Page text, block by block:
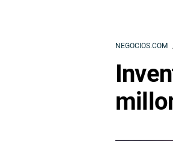
NEGOCIOS.COM